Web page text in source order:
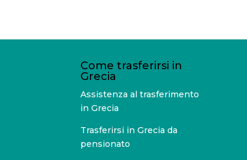
Come trasferirsi in
Grecia
Assistenza al trasferimento
in Grecia
Trasferirsi in Grecia da
pensionato